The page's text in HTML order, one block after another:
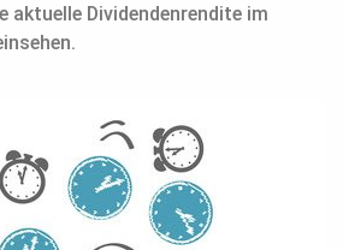
aktuelle Dividendenrendite im